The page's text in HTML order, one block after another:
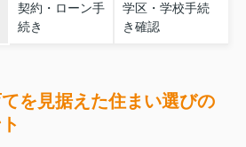
契約・ローン手
続き
学区・学校手続
き確認
を見据えた住まい選びの